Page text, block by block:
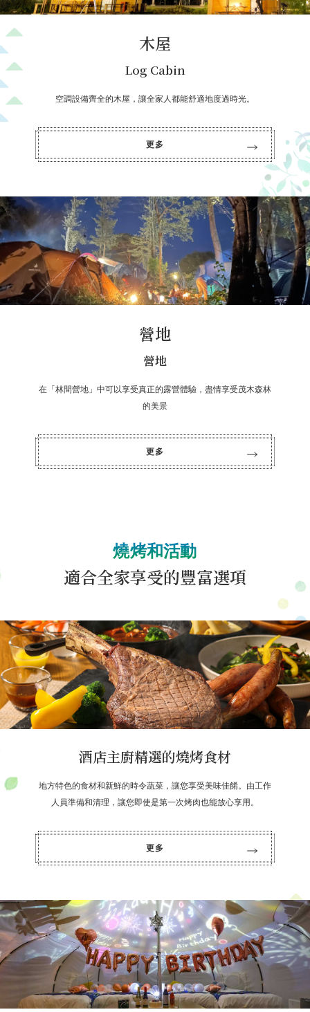
木屋
Log Cabin
空調設備齊全的木屋，讓全家人都能舒適地度過時光。
更多
營地
營地
在「林間營地」中可以享受真正的露營體驗，盡情享受茂木森林
的美景
更多
燒烤和活動
適合全家享受的豐富選項
酒店主廚精選的燒烤食材
地方特色的食材和新鮮的時令蔬菜，讓您享受美味佳餚。由工作
人員準備和清理，讓您即使是第一次烤肉也能放心享用。
更多